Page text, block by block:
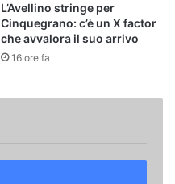
L’Avellino stringe per
Cinquegrano: c’è un X factor
che avvalora il suo arrivo
16 ore fa